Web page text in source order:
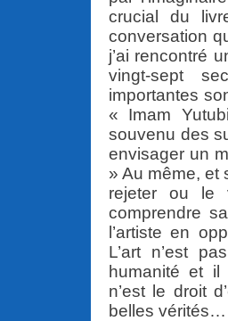
crucial du
conversation
j’ai rencontré
vingt-sept
importantes
« Imam
souvenu des
envisager un
» Au même, et
rejeter ou le
comprendre
l’artiste en
L’art n’est
humanité et il
n’est le droit
belles vérités…